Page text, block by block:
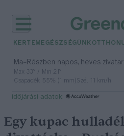
KERTEM EGÉSZSÉGÜNK
Ma– Részben napos, heves
Max 33° / Min 21°
Csapadék: 55% (1 mm)Szél: 11 km/h
időjárási adatok:
Egy kupac